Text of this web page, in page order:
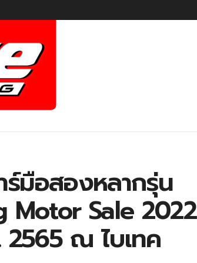
ร์มือสองหลากรุ่น
Motor Sale 2022
2565 ณ ไบเทค